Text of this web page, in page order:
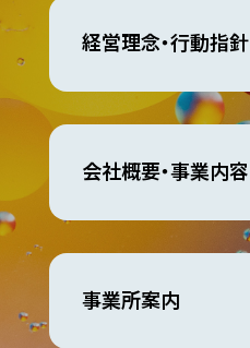
経営理念・行動指針
会社概要・事業内容
事業所案内